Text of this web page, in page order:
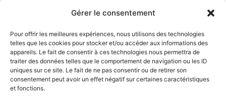
Gérer le consentement
Pour offrir les meilleures expériences, nous utilisons des technologies
telles que les cookies pour stocker et/ou accéder aux informations des
appareils. Le fait de consentir à ces technologies nous permettra de
traiter des données telles que le comportement de navigation ou les ID
uniques sur ce site. Le fait de ne pas consentir ou de retirer son
consentement peut avoir un effet négatif sur certaines caractéristiques
et fonctions.
© Gouvernement du Québec, 2026